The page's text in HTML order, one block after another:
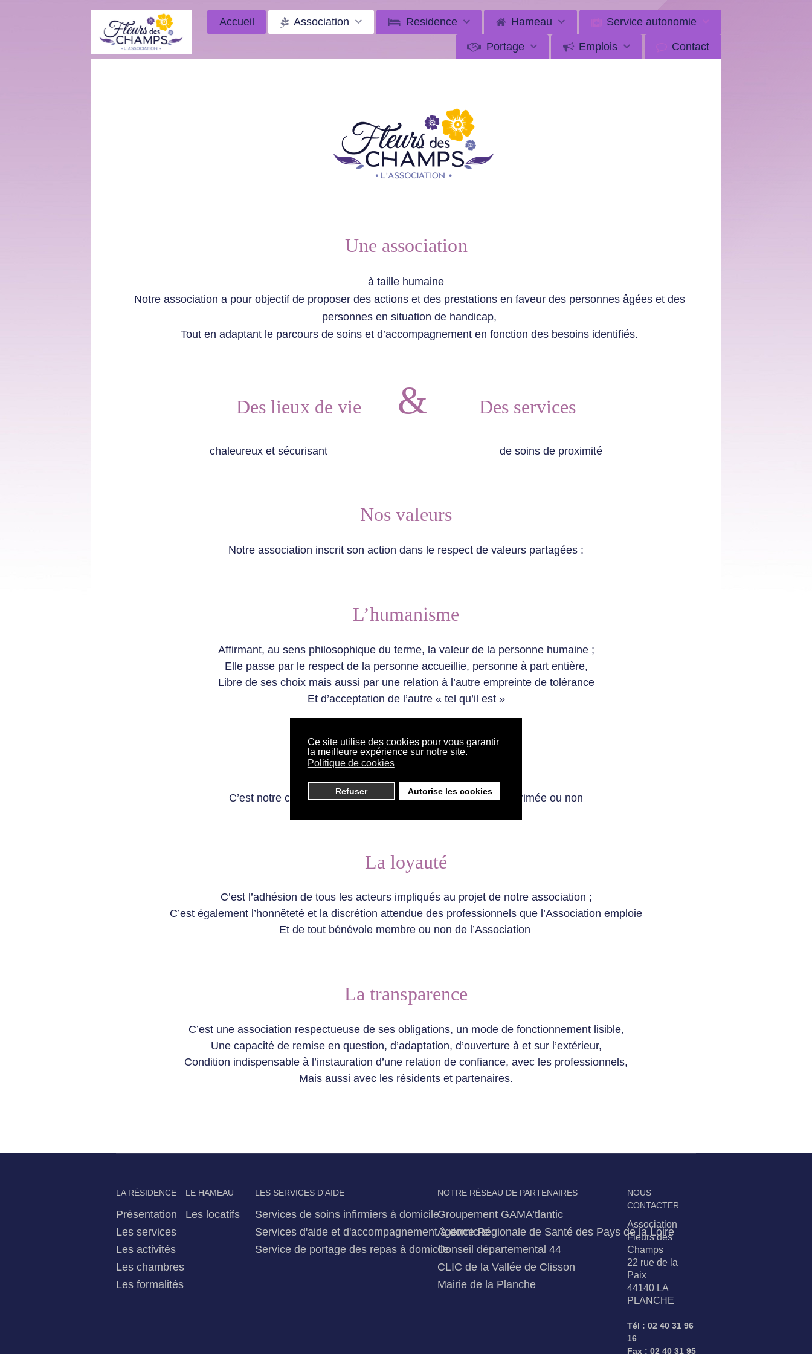
Ce site utilise des cookies pour vous garantir
la meilleure expérience sur notre site.
Politique de cookies
Refuser Autorise les cookies
Accueil Association Residence Hameau Service autonomie
Portage Emplois Contact
Une association
à taille humaine
Notre association a pour objectif de proposer des actions et des prestations en faveur des personnes âgées et des
personnes en situation de handicap,
Tout en adaptant le parcours de soins et d’accompagnement en fonction des besoins identifiés.
Des lieux de vie & Des services
chaleureux et sécurisant de soins de proximité
Nos valeurs
Notre association inscrit son action dans le respect de valeurs partagées :
L’humanisme
Affirmant, au sens philosophique du terme, la valeur de la personne humaine ;
Elle passe par le respect de la personne accueillie, personne à part entière,
Libre de ses choix mais aussi par une relation à l’autre empreinte de tolérance
Et d’acceptation de l’autre « tel qu’il est »
L’écoute
C’est notre capacité à être réceptif à la parole de l’autre, exprimée ou non
La loyauté
C’est l’adhésion de tous les acteurs impliqués au projet de notre association ;
C’est également l’honnêteté et la discrétion attendue des professionnels que l’Association emploie
Et de tout bénévole membre ou non de l’Association
La transparence
C’est une association respectueuse de ses obligations, un mode de fonctionnement lisible,
Une capacité de remise en question, d’adaptation, d’ouverture à et sur l’extérieur,
Condition indispensable à l’instauration d’une relation de confiance, avec les professionnels,
Mais aussi avec les résidents et partenaires.
LA RÉSIDENCE
Présentation
Les services
Les activités
Les chambres
Les formalités
LE HAMEAU
Les locatifs
LES SERVICES D'AIDE
Services de soins infirmiers à domicile
Services d'aide et d'accompagnement à domicile
Service de portage des repas à domicile
NOTRE RÉSEAU DE PARTENAIRES
Groupement GAMA’tlantic
Agence Régionale de Santé des Pays de la Loire
Conseil départemental 44
CLIC de la Vallée de Clisson
Mairie de la Planche
NOUS
CONTACTER
Association
Fleurs des
Champs
22 rue de la
Paix
44140 LA
PLANCHE
Tél : 02 40 31 96
16
Fax : 02 40 31 95